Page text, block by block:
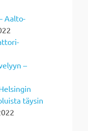
Aalto-
–
täysin